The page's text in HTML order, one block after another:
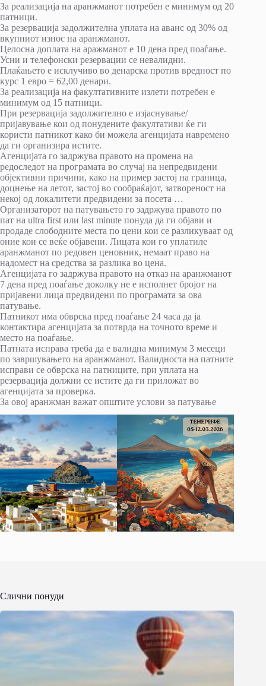
За реализација на аранжманот потребен е минимум од 20
патници.
За резервација задолжителна уплата на аванс од 30% од
вкупниот износ на аранжманот.
Целосна доплата на аражманот е 10 дена пред поаѓање.
Усни и телефонски резервации се невалидни.
Плаќањето е исклучиво во денарска против вредност по
курс 1 евро = 62,00 денари.
За реализација на факултативните излети потребен е
минимум од 15 патници.
При резервација задолжително е изјаснување/
пријавување кои од понудените факултативи ќе ги
користи патникот како би можела агенцијата навремено
да ги организира истите.
Агенцијата го задржува правото на промена на
редоследот на програмата во случај на непредвидени
објективни причини, како на пример застој на граница,
доцнење на летот, застој во сообраќајот, затвореност на
некој од локалитети предвидени за посета …
Организаторот на патувањето го задржува правото по
пат на ultra first или last minute понуда да ги објави и
продаде слободните места по цени кои се разликуваат од
оние кои се веќе објавени. Лицата кои го уплатиле
аранжманот по редовен ценовник, немаат право на
надомест на средства за разлика во цена.
Агенцијата го задржува правото на отказ на аранжманот
7 дена пред поаѓање доколку не е исполнет бројот на
пријавени лица предвидени по програмата за ова
патување.
Патникот има обврска пред поаѓање 24 часа да ја
контактира агенцијата за потврда на точното време и
место на поаѓање.
Патната исправа треба да е валидна минимум 3 месеци
по завршувањето на аранжманот. Валидноста на патните
исправи се обврска на патниците, при уплата на
резервација должни се истите да ги приложат во
агенцијата за проверка.
За овој аранжман важат општите услови за патување
Слични понуди